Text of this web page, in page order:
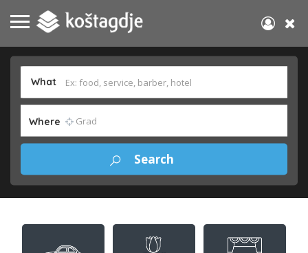
What
Where